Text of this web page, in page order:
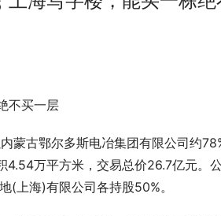
不买一层
蒙古鄂尔多斯电冶集团有限公司约
4.54万平方米，交易总价26.7亿元。
(上海)有限公司各持股50%。